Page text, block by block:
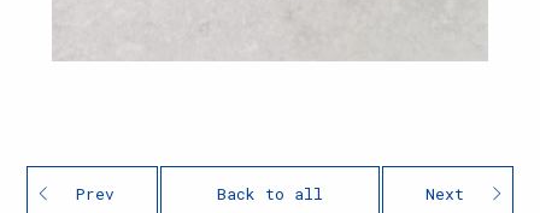
Prev Back to all Next